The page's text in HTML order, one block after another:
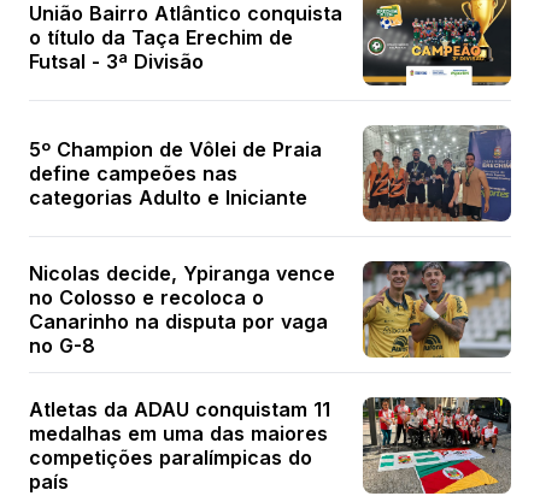
União Bairro Atlântico conquista
o título da Taça Erechim de
Futsal - 3ª Divisão
5º Champion de Vôlei de Praia
define campeões nas
categorias Adulto e Iniciante
Nicolas decide, Ypiranga vence
no Colosso e recoloca o
Canarinho na disputa por vaga
no G-8
Atletas da ADAU conquistam 11
medalhas em uma das maiores
competições paralímpicas do
país